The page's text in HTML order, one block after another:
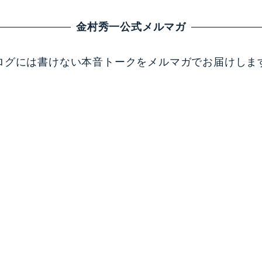
金村秀一公式メルマガ
グには書けない本音トークをメルマガでお届けしま